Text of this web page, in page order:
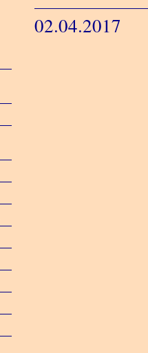
02.04.2017